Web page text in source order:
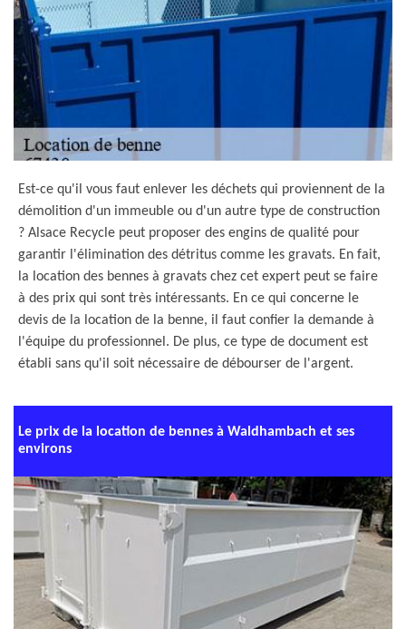
Est-ce qu'il vous faut enlever les déchets qui proviennent de la
démolition d'un immeuble ou d'un autre type de construction
? Alsace Recycle peut proposer des engins de qualité pour
garantir l'élimination des détritus comme les gravats. En fait,
la location des bennes à gravats chez cet expert peut se faire
à des prix qui sont très intéressants. En ce qui concerne le
devis de la location de la benne, il faut confier la demande à
l'équipe du professionnel. De plus, ce type de document est
établi sans qu'il soit nécessaire de débourser de l'argent.
Le prix de la location de bennes à Waldhambach et ses
environs